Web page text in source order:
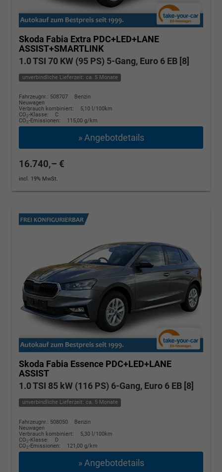
Skoda Fabia Extra PDC+LED+LANE
ASSIST+SMARTLINK
1.0 TSI 70 KW (95 PS) 5-Gang, Euro 6 EB [8]
unverbindliche Lieferzeit: ca. 5 Monate
Fahrzeugnr.: 508707
Benzin
Neuwagen
Verbrauch kombiniert:
5,10 l/100km
CO2-Klasse:
C
CO2-Emissionen: 115,00 g/km
» Angebotdetails
16.740,– €
incl. 19% MwSt.
Skoda Fabia Essence PDC+LED+LANE
ASSIST
1.0 TSI 85 kW (116 PS) 6-Gang, Euro 6 EB [8]
unverbindliche Lieferzeit: ca. 5 Monate
Fahrzeugnr.: 508050
Benzin
Neuwagen
Verbrauch kombiniert:
5,30 l/100km
CO2-Klasse:
D
CO2-Emissionen: 121,00 g/km
» Angebotdetails